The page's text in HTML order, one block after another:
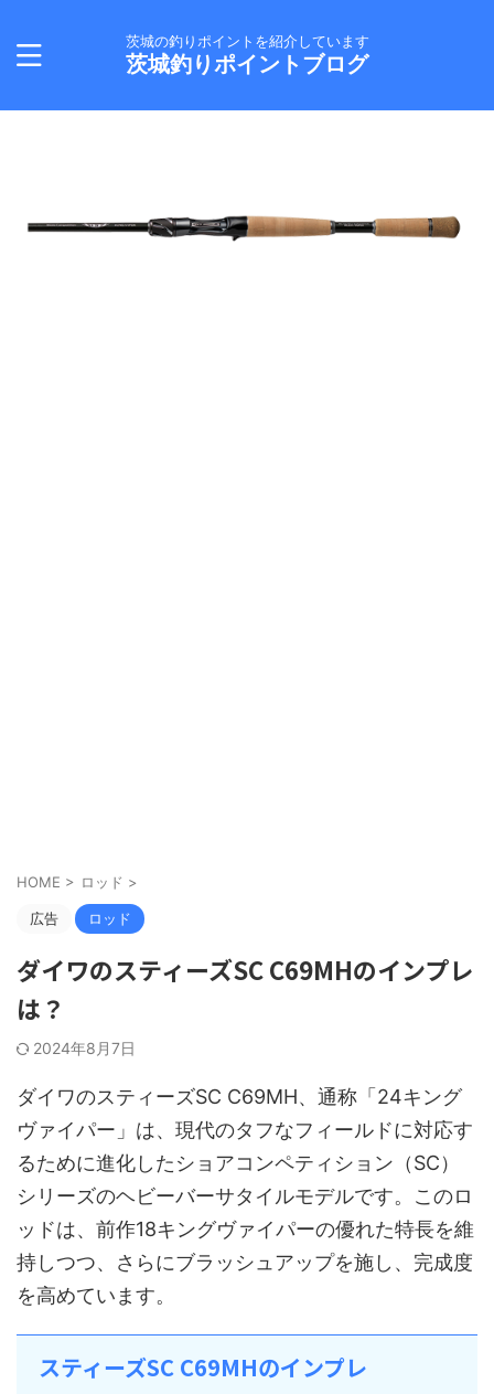
茨城の釣りポイントを紹介しています
茨城釣りポイントブログ
HOME > ロッド >
広告 ロッド
ダイワのスティーズSC C69MHのインプレ
は？
2024年8月7日
ダイワのスティーズSC C69MH、通称「24キング
ヴァイパー」は、現代のタフなフィールドに対応す
るために進化したショアコンペティション（SC）
シリーズのヘビーバーサタイルモデルです。このロ
ッドは、前作18キングヴァイパーの優れた特長を維
持しつつ、さらにブラッシュアップを施し、完成度
を高めています。
スティーズSC C69MHのインプレ